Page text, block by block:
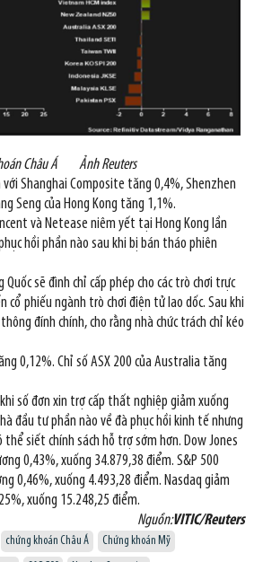
Châu Á Ảnh Reuters
với Shanghai Composite tăng 0,4%, Shenzhen
Seng của Hong Kong tăng 1,1%.
và Netease niêm yết tại Hong Kong lần
hồi phần nào sau khi bị bán tháo phiên
Quốc sẽ đình chỉ cấp phép cho các trò chơi trực
cổ phiếu ngành trò chơi điện tử lao dốc. Sau khi
đính chính, cho rằng nhà chức trách chỉ kéo
0,12%. Chỉ số ASX 200 của Australia tăng
số đơn xin trợ cấp thất nghiệp giảm xuống
đầu tư phần nào về đà phục hồi kinh tế nhưng
thể siết chính sách hỗ trợ sớm hơn. Dow Jones
0,43%, xuống 34.879,38 điểm. S&P 500
0,46%, xuống 4.493,28 điểm. Nasdaq giảm
xuống 15.248,25 điểm.
Nguồn:VITIC/Reuters
chứng khoán Châu Á
Chứng khoán Mỹ